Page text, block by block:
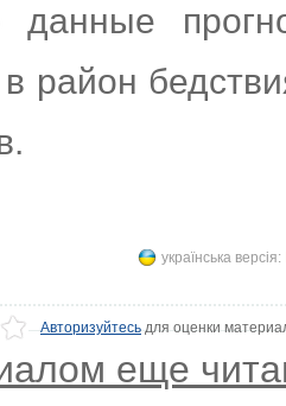
данные
район
українська версія:
Авторизуйтесьдля оценки
еще